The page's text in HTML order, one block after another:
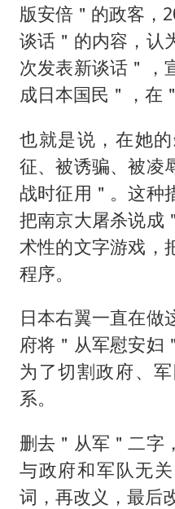
版安倍＂的政客，
谈话＂的内容，认
次发表新谈话＂，
成日本国民＂，在
也就是说，在她
征、被诱骗、被凌
战时征用＂。这种
把南京大屠杀说
术性的文字游戏，
程序。
日本右翼一直在做
府将＂从军慰安妇
为了切割政府、
系。
删去＂从军＂二字
与政府和军队无
词，再改义，最后